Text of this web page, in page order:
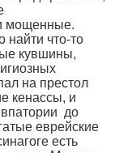
мощенные.
что-то
кувшины,
на престол
кенассы, и
до
еврейские
есть